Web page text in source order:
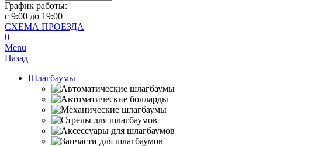
График работы:
с 9:00 до 19:00
СХЕМА ПРОЕЗДА
0
Menu
Назад
Шлагбаумы